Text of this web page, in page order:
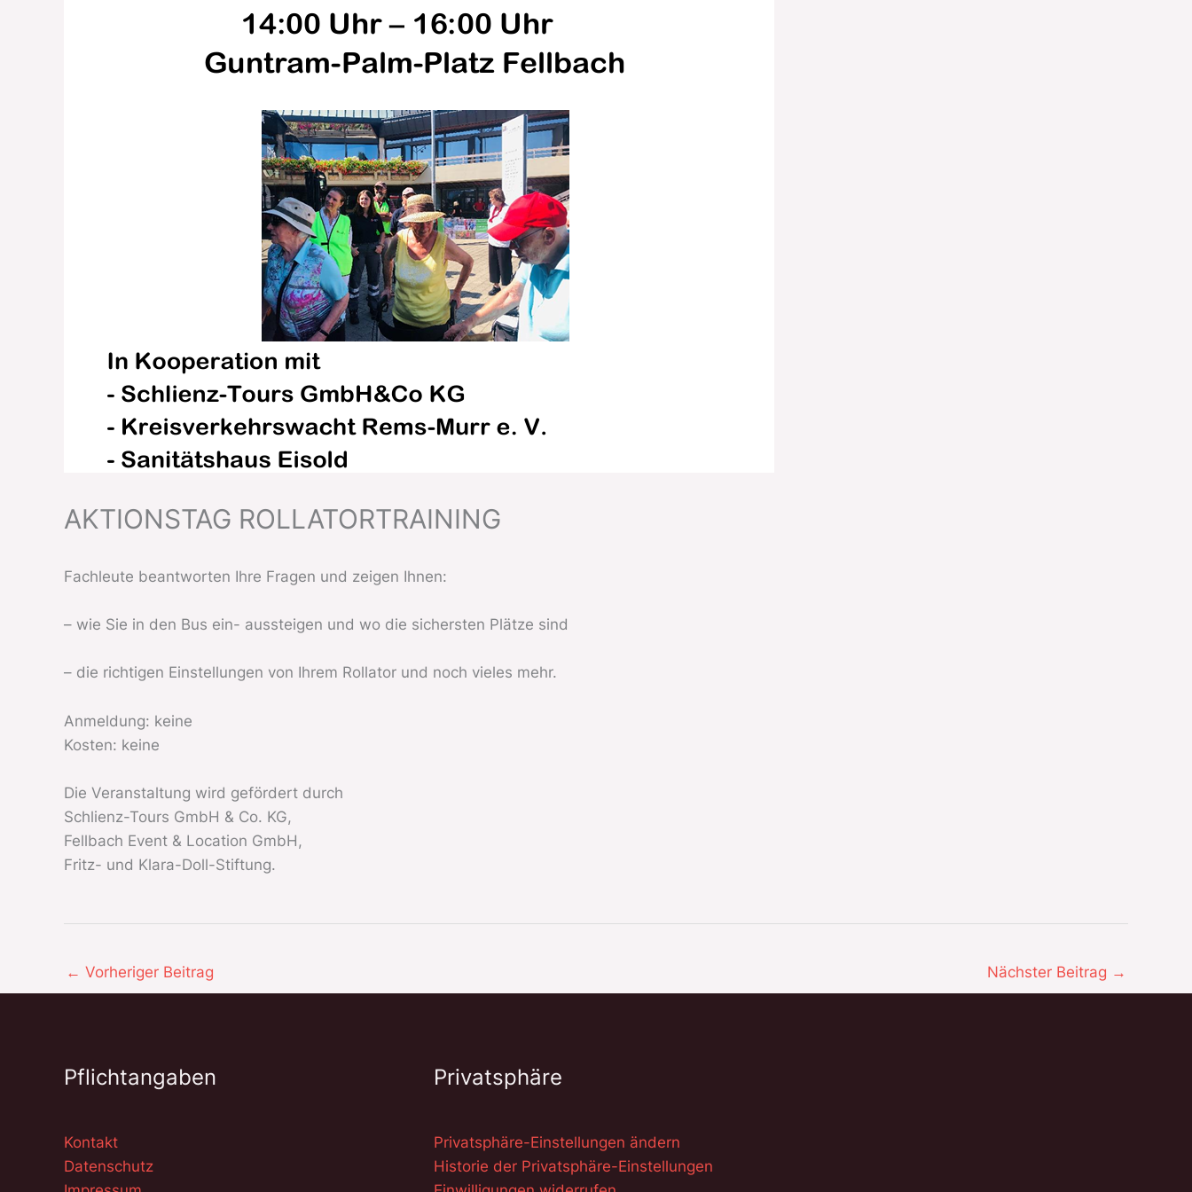
AKTIONSTAG ROLLATORTRAINING
Fachleute beantworten Ihre Fragen und zeigen Ihnen:
– wie Sie in den Bus ein- aussteigen und wo die sichersten Plätze sind
– die richtigen Einstellungen von Ihrem Rollator und noch vieles mehr.
Anmeldung: keine
Kosten: keine
Die Veranstaltung wird gefördert durch
Schlienz-Tours GmbH & Co. KG,
Fellbach Event & Location GmbH,
Fritz- und Klara-Doll-Stiftung.
← Vorheriger Beitrag Nächster Beitrag →
Pflichtangaben
Kontakt
Datenschutz
Privatsphäre
Privatsphäre-Einstellungen ändern
Historie der Privatsphäre-Einstellungen